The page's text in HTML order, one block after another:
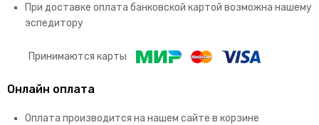
При доставке оплата банковской картой возможна нашему
эспедитору
Принимаются карты
Онлайн оплата
Оплата производится на нашем сайте в корзине